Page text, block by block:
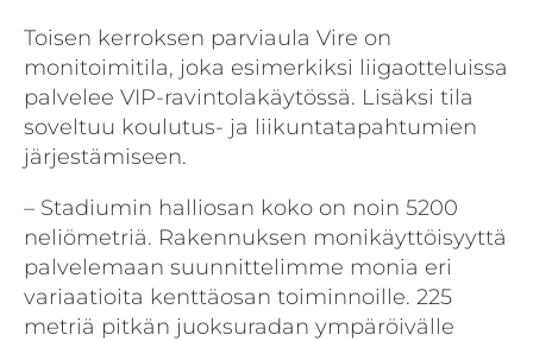
Toisen kerroksen parviaula Vire on
monitoimitila, joka esimerkiksi liigaotteluissa
palvelee VIP-ravintolakäytössä. Lisäksi tila
soveltuu koulutus- ja liikuntatapahtumien
järjestämiseen.
– Stadiumin halliosan koko on noin 5200
neliömetriä. Rakennuksen monikäyttöisyyttä
palvelemaan suunnittelimme monia eri
variaatioita kenttäosan toiminnoille. 225
metriä pitkän juoksuradan ympäröivälle